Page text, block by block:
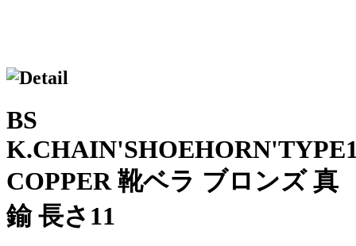
BS
COPPER 靴ベラ ブロンズ 真
鍮 長さ11